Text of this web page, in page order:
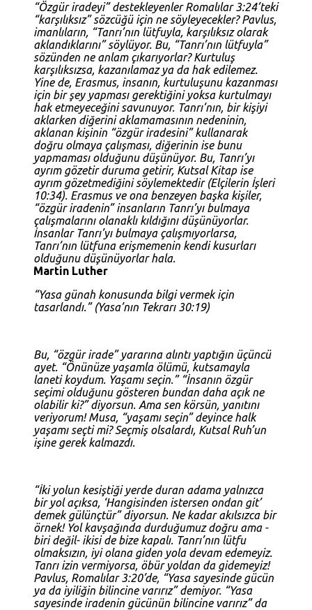
“Özgür iradeyi” destekleyenlerRomalılar 3:24’teki
“karşılıksız” sözcüğü için ne söyleyecekler? Pavlus,
imanlıların, “Tanrı’nın lütfuyla, karşılıksız olarak
aklandıklarını” söylüyor. Bu, “Tanrı’nın lütfuyla”
sözünden ne anlam çıkarıyorlar? Kurtuluş
karşılıksızsa, kazanılamaz ya da hak edilemez.
Yine de, Erasmus, insanın, kurtuluşunu kazanması
için bir şey yapması gerektiğini yoksa kurtulmayı
hak etmeyeceğini savunuyor. Tanrı’nın, bir kişiyi
aklarken diğerini aklamamasının nedeninin,
aklanan kişinin “özgür iradesini” kullanarak
doğru olmaya çalışması, diğerinin ise bunu
yapmaması olduğunu düşünüyor. Bu, Tanrı’yı
ayrım gözetir duruma getirir, Kutsal Kitap ise
ayrım gözetmediğini söylemektedir (Elçilerin İşleri
10:34). Erasmus ve ona benzeyen başka kişiler,
“özgür iradenin” insanların Tanrı’yı bulmaya
çalışmalarını olanaklı kıldığını düşünüyorlar.
İnsanlar Tanrı’yı bulmaya çalışmıyorlarsa,
Tanrı’nın lütfuna erişmemenin kendi kusurları
olduğunu düşünüyorlar hala.
Martin Luther
“Yasa günah konusunda bilgi vermek için
tasarlandı.” (Yasa’nın Tekrarı 30:19)
Bu, “özgür irade” yararına alıntı yaptığın üçüncü
ayet. “Önünüze yaşamla ölümü, kutsamayla
laneti koydum. Yaşamı seçin.” “İnsanın özgür
seçimi olduğunu gösteren bundan daha açık ne
olabilir ki?” diyorsun. Ama sen körsün, yanıtını
veriyorum! Musa, “yaşamı seçin” deyince halk
yaşamı seçti mi? Seçmiş olsalardı, Kutsal Ruh’un
işine gerek kalmazdı.
“İki yolun kesiştiği yerde duran adama yalnızca
bir yol açıksa, ‘Hangisinden istersen ondan git’
demek gülünçtür” diyorsun. Ne kadar akılsızca bir
örnek! Yol kavşağında durduğumuz doğru ama -
biri değil- ikisi de bize kapalı. Tanrı’nın lütfu
olmaksızın, iyi olana giden yola devam edemeyiz.
Tanrı izin vermiyorsa, öbür yoldan da gidemeyiz!
Pavlus, Romalılar 3:20’de, “Yasa sayesinde gücün
ya da iyiliğin bilincine varırız” demiyor. “Yasa
sayesinde iradenin gücünün bilincine varırız” da